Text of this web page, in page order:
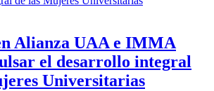
Alianza UAA e IMMA
el desarrollo integral
Universitarias